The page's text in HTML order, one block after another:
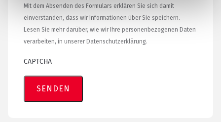
Mit dem Absenden des Formulars erklären Sie sich damit
einverstanden, dass wir Informationen über Sie speichern.
Lesen Sie mehr darüber, wie wir Ihre personenbezogenen Daten
verarbeiten, in unserer Datenschutzerklärung.
CAPTCHA